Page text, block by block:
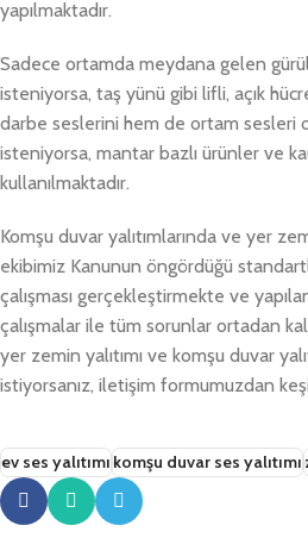
yapılmaktadır.
Sadece ortamda meydana gelen
isteniyorsa, taş yünü gibi lifli, açık
darbe seslerini hem de ortam sesleri
isteniyorsa, mantar bazlı ürünler ve
kullanılmaktadır.
Komşu duvar yalıtımlarında ve yer
ekibimiz Kanunun öngördüğü
çalışması gerçekleştirmekte ve
çalışmalar ile tüm sorunlar ortadan
yer zemin yalıtımı ve komşu duvar
istiyorsanız, iletişim formumuzdan
ev ses yalıtımıkomşu duvar ses yalıtımı